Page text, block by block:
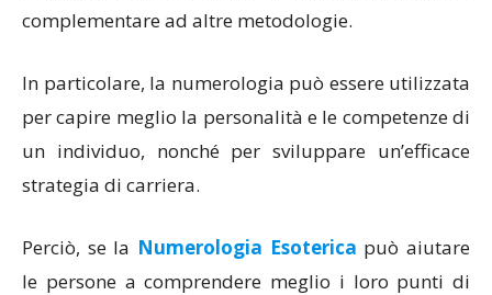
complementare ad altre metodologie.
In particolare, la numerologia può essere utilizzata
per capire meglio la personalità e le competenze di
un individuo, nonché per sviluppare un’efficace
strategia di carriera.
Perciò, se la Numerologia Esoterica può aiutare
le persone a comprendere meglio i loro punti di